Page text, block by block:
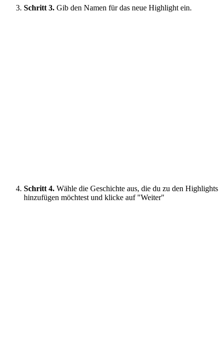
Schritt 3. Gib den Namen für das neue Highlight ein.
Schritt 4. Wähle die Geschichte aus, die du zu den Highlights
hinzufügen möchtest und klicke auf "Weiter"